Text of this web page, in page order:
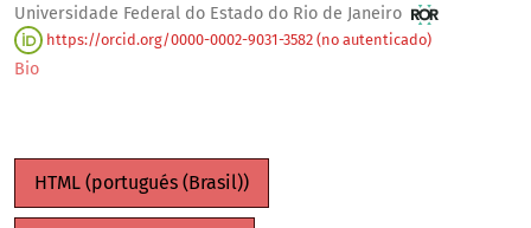
Universidade Federal do Estado do Rio de Janeiro
https://orcid.org/0000-0002-9031-3582 (no autenticado)
Bio
HTML (portugués (Brasil))